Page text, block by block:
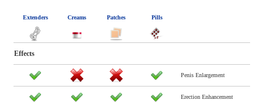
Pills
Patches
Creams
Extenders
Effects
Penis Enlargement
Erection Enhancement